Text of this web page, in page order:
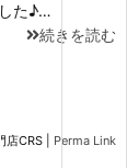
た♪…
続きを読む
店CRS Perma Link